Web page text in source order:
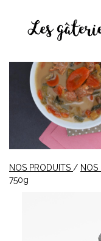
NOS PRODUITS / NOS
750g